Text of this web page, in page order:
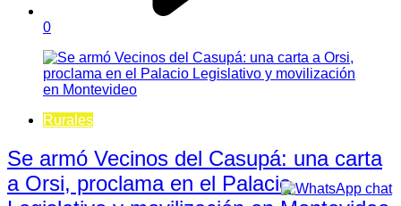
0
Rurales
Se armó Vecinos del Casupá: una carta
a Orsi, proclama en el Palacio